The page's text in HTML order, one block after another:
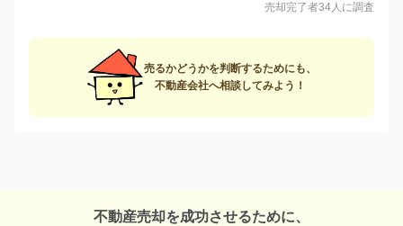
売却完了者34人に調査
売るかどうかを判断するためにも、
不動産会社へ相談してみよう！
不動産売却を成功させるために、